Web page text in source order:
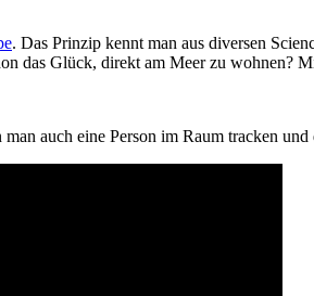
. Das Prinzip kennt man aus diversen
das Glück, direkt am Meer zu wohnen?
auch eine Person im Raum tracken